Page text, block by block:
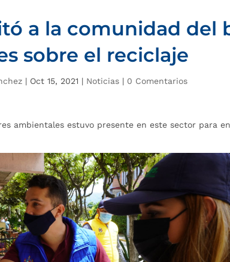
a la comunidad del
sobre el reciclaje
| Oct 15, 2021 | Noticias | 0 Comentarios
ambientales estuvo presente en este sector para